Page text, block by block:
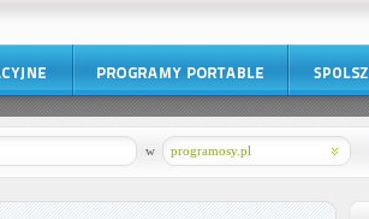
programosy.pl
w